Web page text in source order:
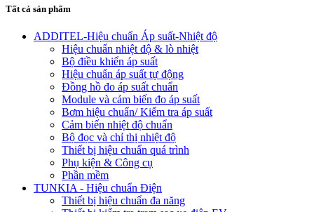
Tất cả sản phẩm
ADDITEL-Hiệu chuẩn Áp suất-Nhiệt độ
Hiệu chuẩn nhiệt độ & lò nhiệt
Bộ điều khiển áp suất
Hiệu chuẩn áp suất tự động
Đồng hồ đo áp suất chuẩn
Module và cảm biến đo áp suất
Bơm hiệu chuẩn/ Kiểm tra áp suất
Cảm biến nhiệt độ chuẩn
Bộ đọc và chỉ thị nhiệt độ
Thiết bị hiệu chuẩn quá trình
Phụ kiện & Công cụ
Phần mềm
TUNKIA - Hiệu chuẩn Điện
Thiết bị hiệu chuẩn đa năng